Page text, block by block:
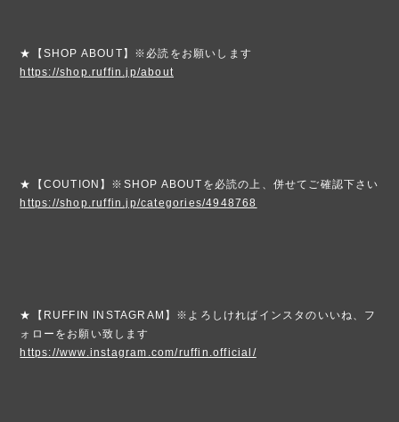
★【SHOP ABOUT】※必読をお願いします
https://shop.ruffin.jp/about
★【COUTION】※SHOP ABOUTを必読の上、併せてご確認下さい
https://shop.ruffin.jp/categories/4948768
★【RUFFIN INSTAGRAM】※よろしければインスタのいいね、フ
ォローをお願い致します
https://www.instagram.com/ruffin.official/